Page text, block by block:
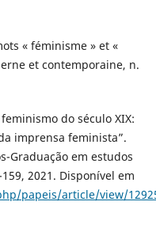
« féminisme » et «
et contemporaine, n.
do século XIX:
imprensa feminista”.
Graduação em estudos
2021. Disponível em
papeis/article/view/